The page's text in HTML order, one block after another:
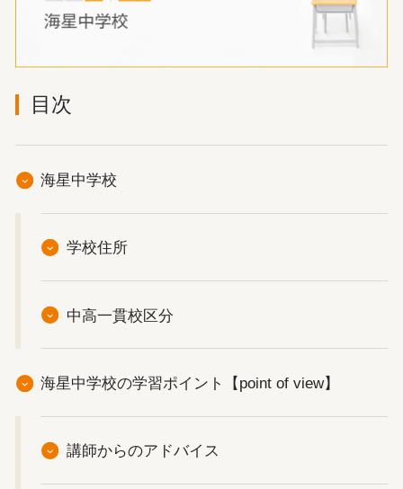
目次
海星中学校
学校住所
中高一貫校区分
海星中学校の学習ポイント【point of view】
講師からのアドバイス